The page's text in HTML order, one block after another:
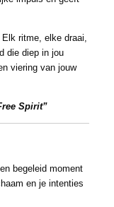
ritme, elke draai,
die diep in jou
viering van jouw
Spirit”
begeleid moment
en je intenties